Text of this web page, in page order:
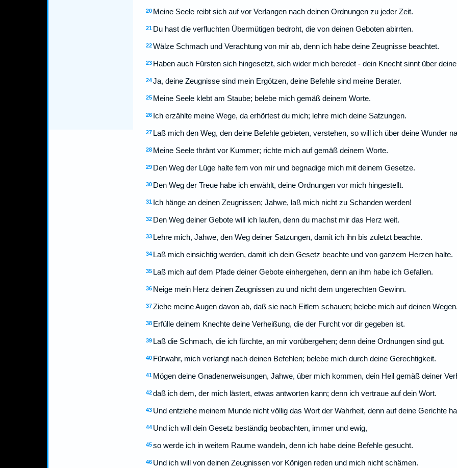
20 Meine Seele reibt sich auf vor Verlangen nach deinen Ordnungen zu jeder Zeit.
21 Du hast die verfluchten Übermütigen bedroht, die von deinen Geboten abirrten.
22 Wälze Schmach und Verachtung von mir ab, denn ich habe deine Zeugnisse beachtet.
23 Haben auch Fürsten sich hingesetzt, sich wider mich beredet - dein Knecht sinnt über
24 Ja, deine Zeugnisse sind mein Ergötzen, deine Befehle sind meine Berater.
25 Meine Seele klebt am Staube; belebe mich gemäß deinem Worte.
26 Ich erzählte meine Wege, da erhörtest du mich; lehre mich deine Satzungen.
27 Laß mich den Weg, den deine Befehle gebieten, verstehen, so will ich über deine Wunder
28 Meine Seele thränt vor Kummer; richte mich auf gemäß deinem Worte.
29 Den Weg der Lüge halte fern von mir und begnadige mich mit deinem Gesetze.
30 Den Weg der Treue habe ich erwählt, deine Ordnungen vor mich hingestellt.
31 Ich hänge an deinen Zeugnissen; Jahwe, laß mich nicht zu Schanden werden!
32 Den Weg deiner Gebote will ich laufen, denn du machst mir das Herz weit.
33 Lehre mich, Jahwe, den Weg deiner Satzungen, damit ich ihn bis zuletzt beachte.
34 Laß mich einsichtig werden, damit ich dein Gesetz beachte und von ganzem Herzen halte.
35 Laß mich auf dem Pfade deiner Gebote einhergehen, denn an ihm habe ich Gefallen.
36 Neige mein Herz deinen Zeugnissen zu und nicht dem ungerechten Gewinn.
37 Ziehe meine Augen davon ab, daß sie nach Eitlem schauen; belebe mich auf deinen Wegen.
38 Erfülle deinem Knechte deine Verheißung, die der Furcht vor dir gegeben ist.
39 Laß die Schmach, die ich fürchte, an mir vorübergehen; denn deine Ordnungen sind gut.
40 Fürwahr, mich verlangt nach deinen Befehlen; belebe mich durch deine Gerechtigkeit.
41 Mögen deine Gnadenerweisungen, Jahwe, über mich kommen, dein Heil gemäß deiner
42 daß ich dem, der mich lästert, etwas antworten kann; denn ich vertraue auf dein Wort.
43 Und entziehe meinem Munde nicht völlig das Wort der Wahrheit, denn auf deine Gerichte
44 Und ich will dein Gesetz beständig beobachten, immer und ewig,
45 so werde ich in weitem Raume wandeln, denn ich habe deine Befehle gesucht.
46 Und ich will von deinen Zeugnissen vor Königen reden und mich nicht schämen.